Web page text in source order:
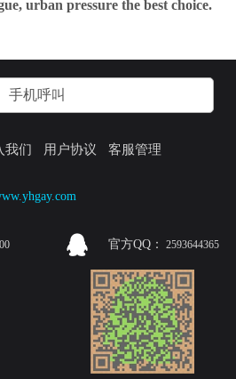
urban pressure the best choice.
手机呼叫
我们 用户协议 客服管理
官方QQ： 2593644365